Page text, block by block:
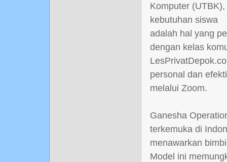
Komputer
kebutuhan siswa
adalah hal yang
dengan kelas
personal dan
melalui Zoom.
Ganesha
terkemuka di
menawarkan
Model ini